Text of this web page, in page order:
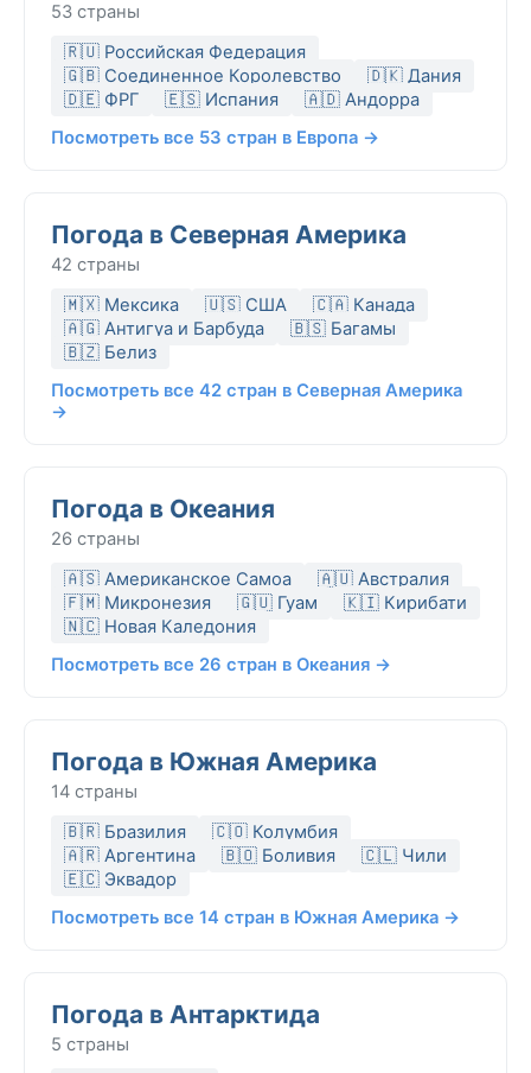
53 страны
🇷🇺 Российская Федерация
🇬🇧 Соединенное Королевство
🇩🇰 Дания
🇩🇪 ФРГ
🇪🇸 Испания
🇦🇩 Андорра
Посмотреть все 53 стран в Европа →
Погода в Северная Америка
42 страны
🇲🇽 Мексика
🇺🇸 США
🇨🇦 Канада
🇦🇬 Антигуа и Барбуда
🇧🇸 Багамы
🇧🇿 Белиз
Посмотреть все 42 стран в Северная Америка
→
Погода в Океания
26 страны
🇦🇸 Американское Самоа
🇦🇺 Австралия
🇫🇲 Микронезия
🇬🇺 Гуам
🇰🇮 Кирибати
🇳🇨 Новая Каледония
Посмотреть все 26 стран в Океания →
Погода в Южная Америка
14 страны
🇧🇷 Бразилия
🇨🇴 Колумбия
🇦🇷 Аргентина
🇧🇴 Боливия
🇨🇱 Чили
🇪🇨 Эквадор
Посмотреть все 14 стран в Южная Америка →
Погода в Антарктида
5 страны